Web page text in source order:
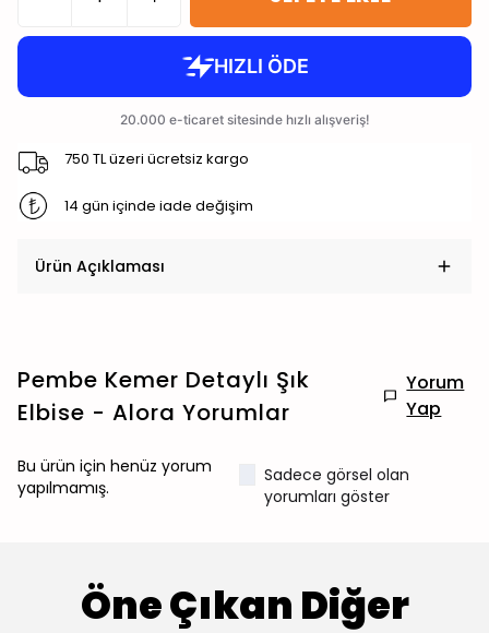
750 TL üzeri ücretsiz kargo
14 gün içinde iade değişim
Ürün Açıklaması
Pembe Kemer Detaylı Şık
Elbise - Alora Yorumlar
Yorum
Yap
Bu ürün için henüz yorum
yapılmamış.
Sadece görsel olan
yorumları göster
Öne Çıkan Diğer